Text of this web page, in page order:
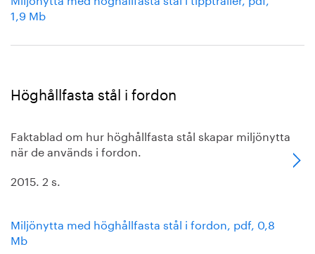
1,9 Mb
Höghållfasta stål i fordon
Faktablad om hur höghållfasta stål skapar miljönytta
när de används i fordon.
2015. 2 s.
Miljönytta med höghållfasta stål i fordon, pdf, 0,8
Mb